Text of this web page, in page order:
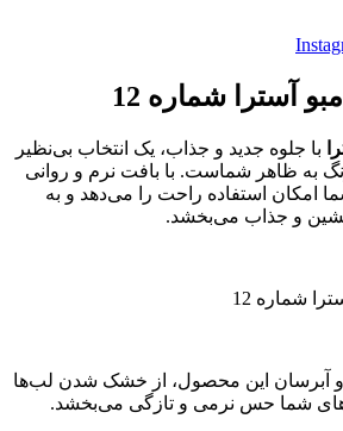
آسترا شماره 12
با جلوه جدید و جذاب، یک انتخاب بی‌نظیر
به ظاهر شماست. با بافت نرم و روانی
امکان استفاده راحت را می‌دهد و به
و جذاب می‌بخشد.
و آبرسان این محصول، از خشک شدن لب‌ها
شما حس نرمی و تازگی می‌بخشد.